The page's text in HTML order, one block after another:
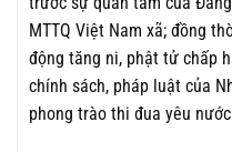
MTTQ Việt Nam xã; đồng
động tăng ni, phật tử chấp
chính sách, pháp luật của
phong trào thi đua yêu